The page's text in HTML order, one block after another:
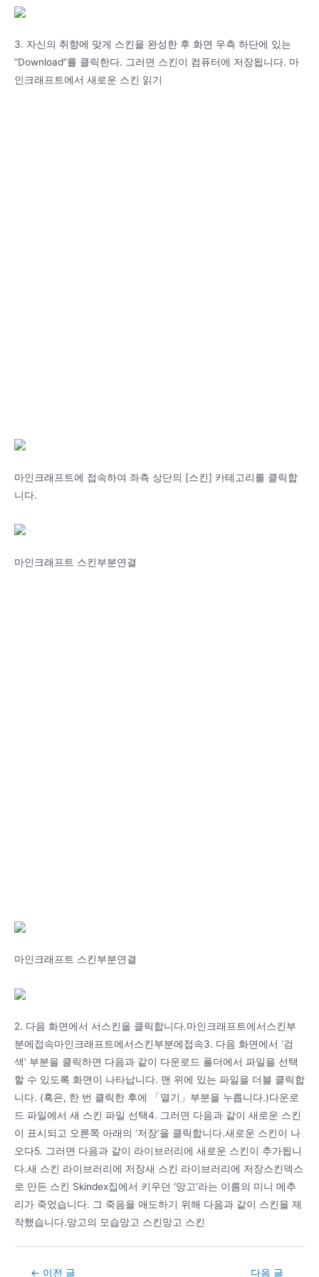
3. 자신의 취향에 맞게 스킨을 완성한 후 화면 우측 하단에 있는
“Download”를 클릭한다. 그러면 스킨이 컴퓨터에 저장됩니다. 마
인크래프트에서 새로운 스킨 읽기
마인크래프트에 접속하여 좌측 상단의 [스킨] 카테고리를 클릭합
니다.
마인크래프트 스킨부분연결
마인크래프트 스킨부분연결
2. 다음 화면에서 서스킨을 클릭합니다.마인크래프트에서스킨부
분에접속마인크래프트에서스킨부분에접속3. 다음 화면에서 ‘검
색’ 부분을 클릭하면 다음과 같이 다운로드 폴더에서 파일을 선택
할 수 있도록 화면이 나타납니다. 맨 위에 있는 파일을 더블 클릭합
니다. (혹은, 한 번 클릭한 후에 「열기」부분을 누릅니다.)다운로
드 파일에서 새 스킨 파일 선택4. 그러면 다음과 같이 새로운 스킨
이 표시되고 오른쪽 아래의 ‘저장’을 클릭합니다.새로운 스킨이 나
오다5. 그러면 다음과 같이 라이브러리에 새로운 스킨이 추가됩니
다.새 스킨 라이브러리에 저장새 스킨 라이브러리에 저장스킨덱스
로 만든 스킨 Skindex집에서 키우던 ‘망고’라는 이름의 미니 메추
리가 죽었습니다. 그 죽음을 애도하기 위해 다음과 같이 스킨을 제
작했습니다.망고의 모습망고 스킨망고 스킨
Post← 이전 글
다음 글